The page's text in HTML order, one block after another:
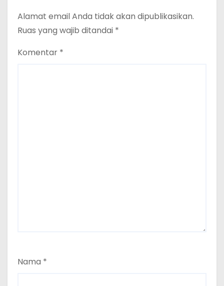
Alamat email Anda tidak akan dipublikasikan.
Ruas yang wajib ditandai *
Komentar *
Nama *